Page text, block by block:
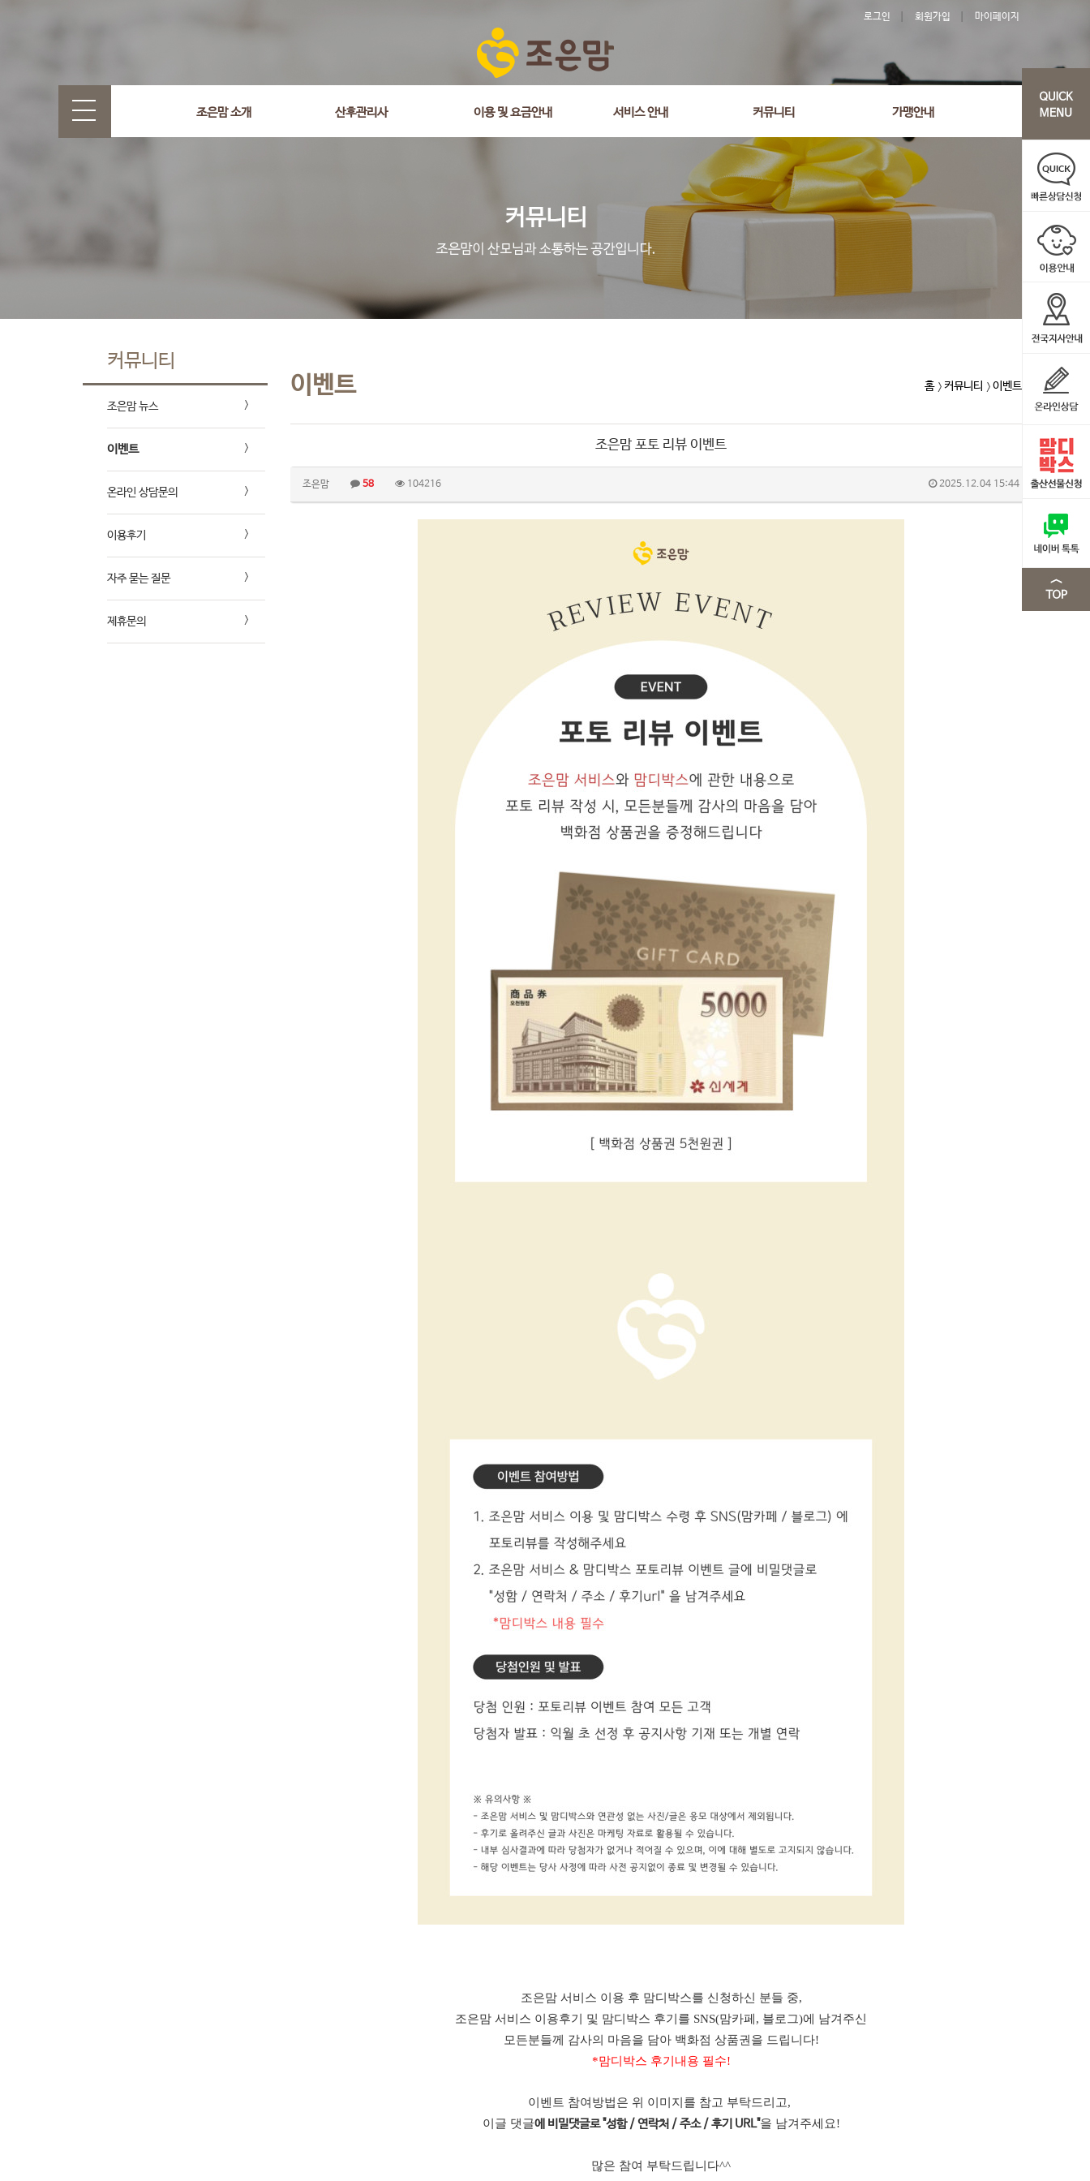
로그인 회원가입 마이페이지
조은맘 소개 산후관리사 이용 및 요금안내 서비스 안내 커뮤니티 가맹안내
커뮤니티
조은맘 뉴스
이벤트
온라인 상담문의
이용후기
자주 묻는 질문
제휴문의
이벤트 홈 커뮤니티 이벤트
조은맘 포토 리뷰 이벤트
조은맘 58 104216 2025.12.04 15:44
조은맘 서비스 이용 후 맘디박스를 신청하신 분들 중,
조은맘 서비스 이용후기 및 맘디박스 후기를 SNS(맘카페, 블로그)에 남겨주신
모든분들께 감사의 마음을 담아 백화점 상품권을 드립니다!
*맘디박스 후기내용 필수!
이벤트 참여방법은 위 이미지를 참고 부탁드리고,
이글 댓글에 비밀댓글로 "성함 / 연락처 / 주소 / 후기 URL"을 남겨주세요!
많은 참여 부탁드립니다^^